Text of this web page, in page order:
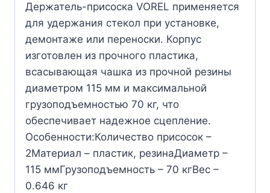
Держатель-присоска VOREL применяется
для удержания стекол при установке,
демонтаже или переноски. Корпус
изготовлен из прочного пластика,
всасывающая чашка из прочной резины
диаметром 115 мм и максимальной
грузоподъемностью 70 кг, что
обеспечивает надежное сцепление.
Особенности:Количество присосок –
2Материал – пластик, резинаДиаметр –
115 ммГрузоподъемность – 70 кгВес –
0.646 кг